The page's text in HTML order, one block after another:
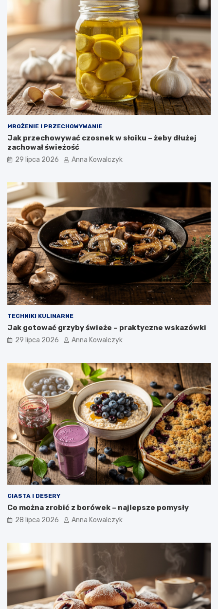
MROŻENIE I PRZECHOWYWANIE
Jak przechowywać czosnek w słoiku – żeby dłużej
zachował świeżość
29 lipca 2026 Anna Kowalczyk
TECHNIKI KULINARNE
Jak gotować grzyby świeże – praktyczne wskazówki
29 lipca 2026 Anna Kowalczyk
CIASTA I DESERY
Co można zrobić z borówek – najlepsze pomysły
28 lipca 2026 Anna Kowalczyk